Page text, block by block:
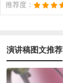
推荐度：
演讲稿图文推荐